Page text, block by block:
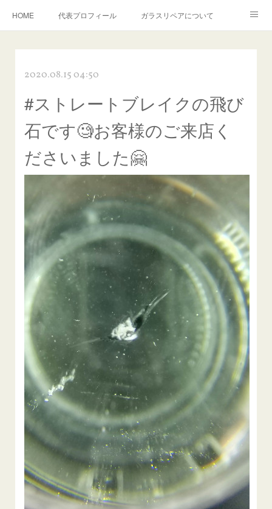
HOME 代表プロフィール ガラスリペアについて
飛び石施工料金について ガラスキズ取り/研磨・磨き・鱗取り
当店へのアクセス 建築ガラスキズ取り・研磨・磨き
【プロ使用】フッ素系ガラストリートメント『アクアペル』
当店の良心的価格の理由について
欧州車モールの白サビやシミを落とす！
instagram記事
飛び石ひび割れでヒビ先が伸びた場合は？
2020.08.15 04:50
#ストレートブレイクの飛び
石です🧐お客様のご来店く
ださいました🤗